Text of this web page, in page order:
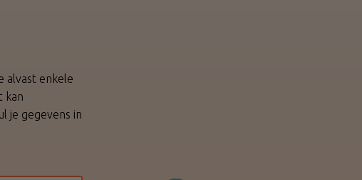
alvast enkele
kan
je gegevens in